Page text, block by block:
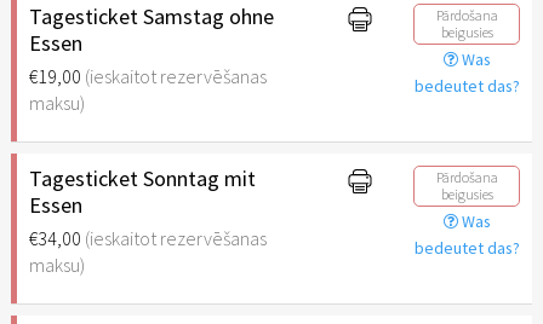
Tagesticket Samstag ohne
Essen
€19,00 (ieskaitot rezervēšanas
maksu)
Pārdošana
beigusies
Was
bedeutet das?
Tagesticket Sonntag mit
Essen
€34,00 (ieskaitot rezervēšanas
maksu)
Pārdošana
beigusies
Was
bedeutet das?